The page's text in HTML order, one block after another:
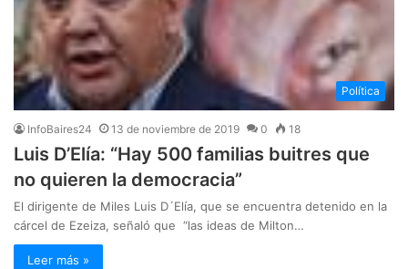
Política
InfoBaires24 13 de noviembre de 2019 0 18
Luis D’Elía: “Hay 500 familias buitres que
no quieren la democracia”
El dirigente de Miles Luis D´Elía, que se encuentra detenido en la
cárcel de Ezeiza, señaló que “las ideas de Milton…
Leer más »